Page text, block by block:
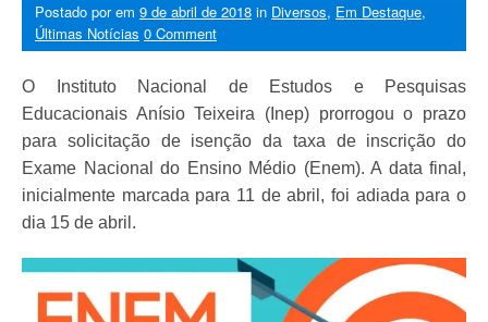
Postado porem 9 de abril de 2018 in Diversos, Em Destaque,
Últimas Notícias 0 Comment
O Instituto Nacional de Estudos e Pesquisas
Educacionais Anísio Teixeira (Inep) prorrogou o prazo
para solicitação de isenção da taxa de inscrição do
Exame Nacional do Ensino Médio (Enem). A data final,
inicialmente marcada para 11 de abril, foi adiada para o
dia 15 de abril.